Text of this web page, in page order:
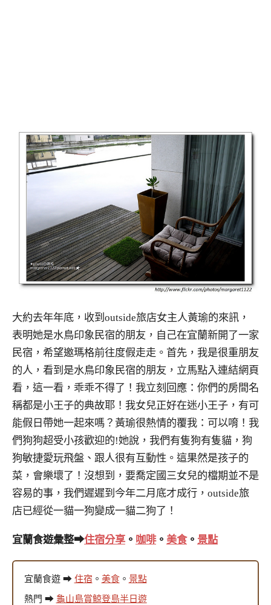
大約去年年底，收到outside旅店女主人黃瑜的來訊，
表明她是水鳥印象民宿的朋友，自己在宜蘭新開了一家
民宿，希望邀瑪格前往度假走走。首先，我是很重朋友
的人，看到是水鳥印象民宿的朋友，立馬點入連結網頁
看，這一看，乖乖不得了！我立刻回應：你們的房間名
稱都是小王子的典故耶！我女兒正好在迷小王子，有可
能假日帶她一起來嗎？黃瑜很熱情的覆我：可以唷！我
們狗狗超受小孩歡迎的!她說，我們有隻狗有隻貓，狗
狗敏捷愛玩飛盤、跟人很有互動性。這果然是孩子的
菜，會樂壞了！沒想到，要喬定國三女兒的檔期並不是
容易的事，我們遲遲到今年二月底才成行，outside旅
店已經從一貓一狗變成一貓二狗了！
宜蘭食遊彙整➡住宿分享 。 咖啡。 美食。 景點
宜蘭食遊 ➡ 住宿 。 美食。 景點
熱門 ➡ 龜山島賞鯨登島半日遊